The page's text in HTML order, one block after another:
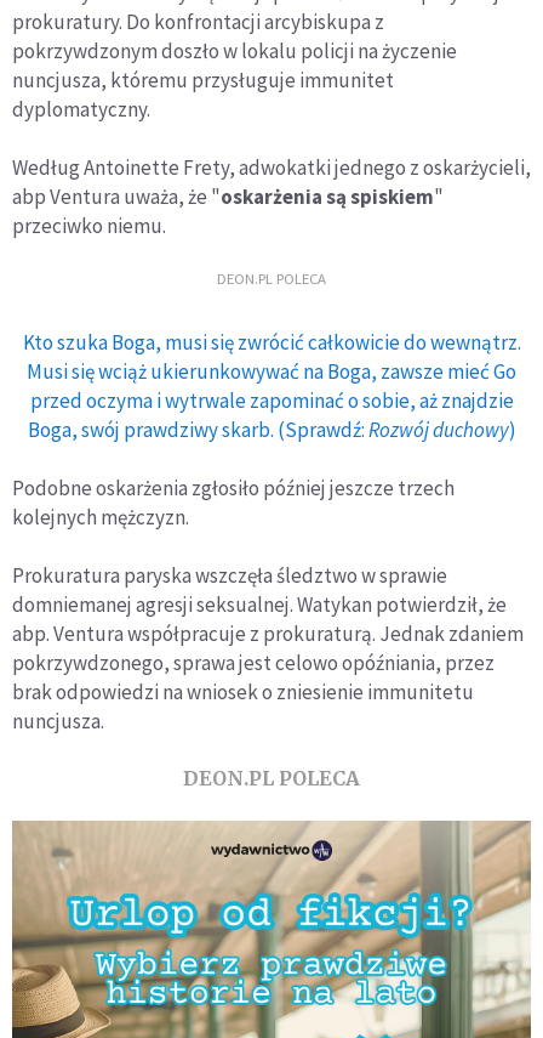
prokuratury. Do konfrontacji arcybiskupa z
pokrzywdzonym doszło w lokalu policji na życzenie
nuncjusza, któremu przysługuje immunitet
dyplomatyczny.
Według Antoinette Frety, adwokatki jednego z oskarżycieli,
abp Ventura uważa, że "oskarżenia są spiskiem"
przeciwko niemu.
DEON.PL POLECA
Kto szuka Boga, musi się zwrócić całkowicie do wewnątrz.
Musi się wciąż ukierunkowywać na Boga, zawsze mieć Go
przed oczyma i wytrwale zapominać o sobie, aż znajdzie
Boga, swój prawdziwy skarb. (Sprawdź:Rozwój duchowy)
Podobne oskarżenia zgłosiło później jeszcze trzech
kolejnych mężczyzn.
Prokuratura paryska wszczęła śledztwo w sprawie
domniemanej agresji seksualnej. Watykan potwierdził, że
abp. Ventura współpracuje z prokuraturą. Jednak zdaniem
pokrzywdzonego, sprawa jest celowo opóźniania, przez
brak odpowiedzi na wniosek o zniesienie immunitetu
nuncjusza.
DEON.PL POLECA